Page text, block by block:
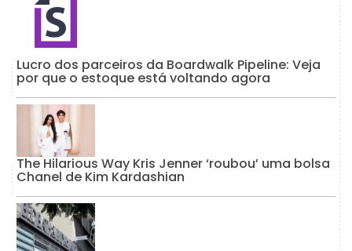
Lucro dos parceiros da Boardwalk Pipeline: Veja
por que o estoque está voltando agora
The Hilarious Way Kris Jenner ‘roubou’ uma bolsa
Chanel de Kim Kardashian